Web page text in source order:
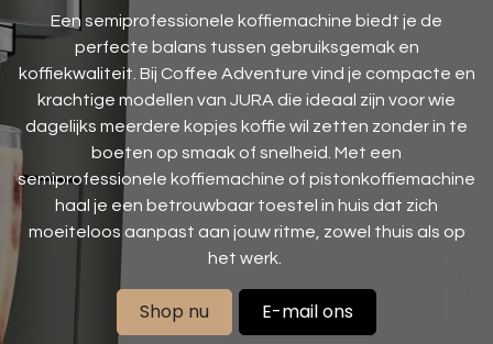
Een semiprofessionele koffiemachine biedt je de
perfecte balans tussen gebruiksgemak en
koffiekwaliteit. Bij Coffee Adventure vind je compacte en
krachtige modellen van JURA die ideaal zijn voor wie
dagelijks meerdere kopjes koffie wil zetten zonder in te
boeten op smaak of snelheid. Met een
semiprofessionele koffiemachine of pistonkoffiemachine
haal je een betrouwbaar toestel in huis dat zich
moeiteloos aanpast aan jouw ritme, zowel thuis als op
het werk.
Shop nu E-mail ons